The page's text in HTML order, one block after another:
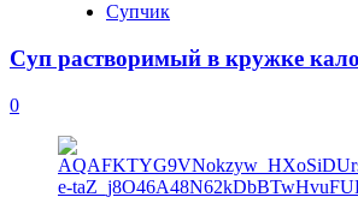
Супчик
Суп растворимый в кружке
0